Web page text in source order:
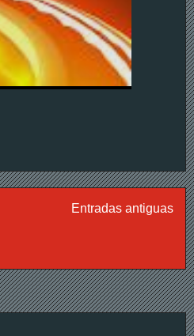
Entradas antiguas